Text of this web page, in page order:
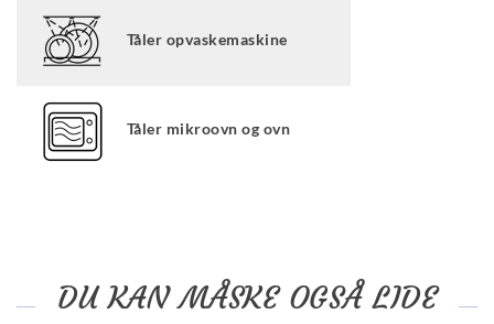
Tåler opvaskemaskine
Tåler mikroovn og ovn
DU KAN MÅSKE OGSÅ LIDE